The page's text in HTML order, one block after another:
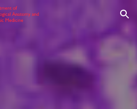
Skip to navigation